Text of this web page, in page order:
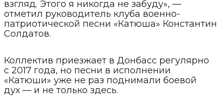
взгляд. Этого я никогда не забуду», —
отметил руководитель клуба военно-
патриотической песни «Катюша» Константин
Солдатов.
Коллектив приезжает в Донбасс регулярно
с 2017 года, но песни в исполнении
«Катюши» уже не раз поднимали боевой
дух — и не только здесь.